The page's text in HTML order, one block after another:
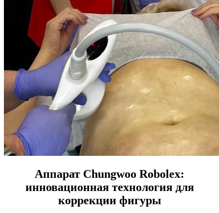
Аппарат Chungwoo Robolex:
инновационная технология для
коррекции фигуры